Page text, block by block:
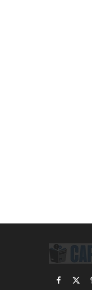
Facebook
X